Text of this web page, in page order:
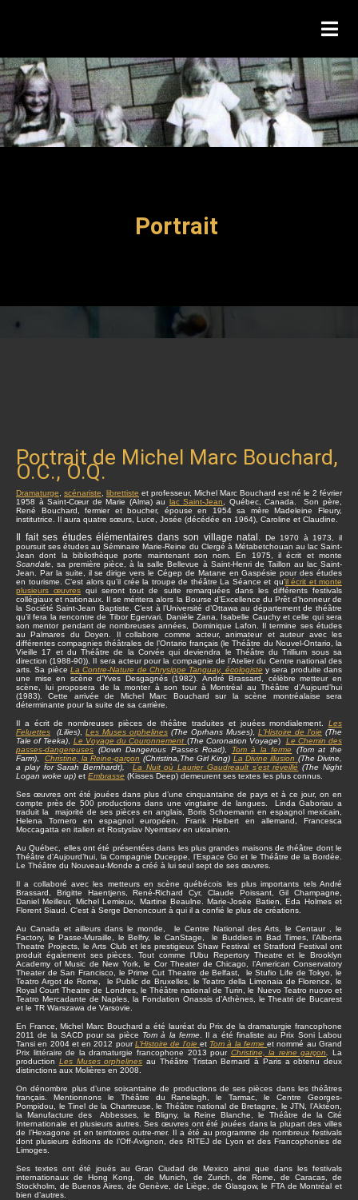
Portrait
Portrait de Michel Marc Bouchard,
O.C., O.Q.
Dramaturge scénariste librettiste et professeur, Michel Marc Bouchard est né le 2 février
1958 à Saint-Cœur de Marie (Alma) au lac Saint-Jean
, Québec, Canada. Son père,
René Bouchard, fermier et boucher, épouse en 1954 sa mère Madeleine Fleury,
institutrice. Il aura quatre sœurs, Luce, Josée (décédée en 1964), Caroline et Claudine.
Il fait ses études élémentaires dans son village natal.
De 1970 à 1973, il
poursuit ses études au Séminaire Marie-Reine du Clergé à Métabetchouan au lac Saint-
Jean dont la bibliothèque porte maintenant son nom. En 1975, il écrit et monte
Scandale , sa première pièce, à la salle Bellevue à Saint-Henri de Taillon au lac Saint-
Jean. Par la suite, il se dirige vers le Cégep de Matane en Gaspésie pour des études
en tourisme. C’est alors qu’il crée la troupe de théâtre La Séance et qu’il écrit et monte
plusieurs œuvres qui seront tout de suite remarquées dans les différents festivals
collégiaux et nationaux. Il se méritera alors la Bourse d’Excellence du Prêt d’honneur de
la Société Saint-Jean Baptiste. C’est à l’Université d’Ottawa au département de théâtre
qu’il fera la rencontre de Tibor Egervari, Danièle Zana, Isabelle Cauchy et celle qui sera
son mentor pendant de nombreuses années, Dominique Lafon. Il termine ses études
au Palmares du Doyen. Il collabore comme acteur, animateur et auteur avec les
différentes compagnies théâtrales de l’Ontario français (le Théâtre du Nouvel-Ontario, la
Vieille 17 et du Théâtre de la Corvée qui deviendra le Théâtre du Trillium sous sa
direction (1988-90)). Il sera acteur pour la compagnie de l’Atelier du Centre national des
arts. Sa pièce La Contre-Nature de Chrysippe Tanguay, écologiste y sera produite dans
une mise en scène d’Yves Desgagnés (1982). André Brassard, célèbre metteur en
scène, lui proposera de la monter à son tour à Montréal au Théâtre d’Aujourd’hui
(1983). Cette arrivée de Michel Marc Bouchard sur la scène montréalaise sera
déterminante pour la suite de sa carrière.
Il a écrit de nombreuses pièces de théâtre traduites et jouées mondialement. Les
Feluettes (Lilies) Les Muses orphelines (The Oprhans Muses) L'Histoire de l'oie (The
Tale of Teeka)
Le Voyage du Couronnement (The Coronation Voyage) Le Chemin des
passes-dangereuses (Down Dangerous Passes Road) Tom à la ferme
(Tom at the
Farm)
Christine , la Reine-garçon (Christina,The Girl King) La Divine illusion (The Divine,
a play for Sarah Bernhardt),
La Nuit où Laurier Gaudreault s’est réveillé (The Night
Logan woke up) et Embrasse (Kisses Deep) demeurent ses textes les plus connus.
Ses œuvres ont été jouées dans plus d’une cinquantaine de pays et à ce jour, on en
compte près de 500 productions dans une vingtaine de langues. Linda Gaboriau a
traduit la majorité de ses pièces en anglais, Boris Schoemann en espagnol mexicain,
Helena Tornero en espagnol européen, Frank Heibert en allemand, Francesca
Moccagatta en italien et Rostyslav Nyemtsev en ukrainien.
Au Québec, elles ont été présentées dans les plus grandes maisons de théâtre dont le
Théâtre d’Aujourd’hui, la Compagnie Duceppe, l’Espace Go et le Théâtre de la Bordée.
Le Théâtre du Nouveau-Monde a créé à lui seul sept de ses œuvres.
Il a collaboré avec les metteurs en scène québécois les plus importants tels André
Brassard, Brigitte Haentjens, René-Richard Cyr, Claude Poissant, Gil Champagne,
Daniel Meilleur, Michel Lemieux, Martine Beaulne. Marie-Josée Batien, Eda Holmes et
Florent Siaud. C'est à Serge Denoncourt à qui il a confié le plus de créations.
Au Canada et ailleurs dans le monde, le Centre National des Arts, le Centaur , le
Factory, le Passe-Muraille, le Belfry, le CanStage, le Buddies in Bad Times, l’Alberta
Theatre Projects, le Arts Club et les prestigieux Shaw Festival et Stratford Festival ont
produit également ses pièces. Tout comme l’Ubu Repertory Theatre et le Brooklyn
Academy of Music de New York, le Cor Theater de Chicago, l’American Conservatory
Theater de San Francisco, le Prime Cut Theatre de Belfast, le Stufio Life de Tokyo, le
Teatro Argot de Rome, le Public de Bruxelles, le Teatro della Limonaia de Florence, le
Royal Court Theatre de Londres, le Théâtre national de Turin, le Nuevo Teatro nuovo et
Teatro Mercadante de Naples, la Fondation Onassis d’Athènes, le Theatri de Bucarest
et le TR Warszawa de Varsovie.
En France, Michel Marc Bouchard a été lauréat du Prix de la dramaturgie francophone
2011 de la SACD pour sa pièce Tom à la ferme. Il a été finaliste au Prix Soni Labou
Tansi en 2004 et en 2012 pourL’Histoire de l’oie et Tom à la ferme et nommé au Grand
Prix littéraire de la dramaturgie francophone 2013 pour Christine, la reine garçon .La
production Les Muses orphelines au Théâtre Tristan Bernard à Paris a obtenu deux
distinctions aux Molières en 2008.
On dénombre plus d’une soixantaine de productions de ses pièces dans les théâtres
français. Mentionnons le Théâtre du Ranelagh, le Tarmac, le Centre Georges-
Pompidou, le Tinel de la Chartreuse, le Théâtre national de Bretagne, le JTN, l’Aktéon,
la Manufacture des Abbesses, le Bligny, la Reine Blanche, le Théâtre de la Cité
Internationale et plusieurs autres. Ses œuvres ont été jouées dans la plupart des villes
de l’Hexagone et en territoires outre-mer. Il a été au programme de nombreux festivals
dont plusieurs éditions de l’Off-Avignon, des RITEJ de Lyon et des Francophonies de
Limoges.
Ses textes ont été joués au Gran Ciudad de Mexico ainsi que dans les festivals
internationaux de Hong Kong, de Munich, de Zurich, de Rome, de Caracas, de
Stockholm, de Buenos Aires, de Genève, de Liège, de Glasgow, le FTA de Montréal et
bien d’autres.